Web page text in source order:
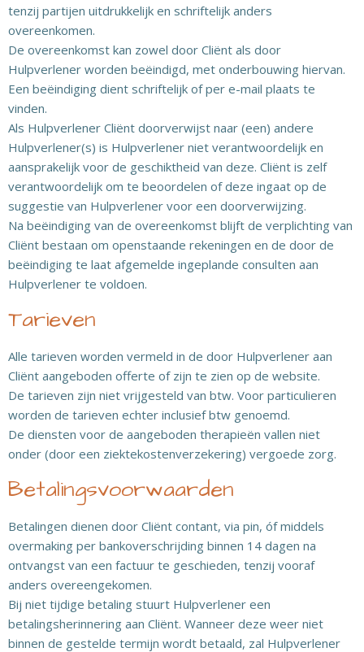
tenzij partijen uitdrukkelijk en schriftelijk anders
overeenkomen.
De overeenkomst kan zowel door Cliënt als door
Hulpverlener worden beëindigd, met onderbouwing hiervan.
Een beëindiging dient schriftelijk of per e-mail plaats te
vinden.
Als Hulpverlener Cliënt doorverwijst naar (een) andere
Hulpverlener(s) is Hulpverlener niet verantwoordelijk en
aansprakelijk voor de geschiktheid van deze. Cliënt is zelf
verantwoordelijk om te beoordelen of deze ingaat op de
suggestie van Hulpverlener voor een doorverwijzing.
Na beëindiging van de overeenkomst blijft de verplichting van
Cliënt bestaan om openstaande rekeningen en de door de
beëindiging te laat afgemelde ingeplande consulten aan
Hulpverlener te voldoen.
Tarieven
Alle tarieven worden vermeld in de door Hulpverlener aan
Cliënt aangeboden offerte of zijn te zien op de website.
De tarieven zijn niet vrijgesteld van btw. Voor particulieren
worden de tarieven echter inclusief btw genoemd.
De diensten voor de aangeboden therapieën vallen niet
onder (door een ziektekostenverzekering) vergoede zorg.
Betalingsvoorwaarden
Betalingen dienen door Cliënt contant, via pin, óf middels
overmaking per bankoverschrijding binnen 14 dagen na
ontvangst van een factuur te geschieden, tenzij vooraf
anders overeengekomen.
Bij niet tijdige betaling stuurt Hulpverlener een
betalingsherinnering aan Cliënt. Wanneer deze weer niet
binnen de gestelde termijn wordt betaald, zal Hulpverlener